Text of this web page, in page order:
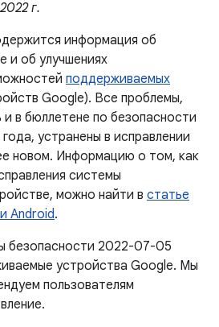
г.
информация об
и об улучшениях
поддерживаемых
Google). Все проблемы,
и в бюллетене по безопасности
устранены в исправлении
новом. Информацию о том, как
системы
можно найти в статье
Android.
безопасности 2022-07-05
устройства Google. Мы
пользователям